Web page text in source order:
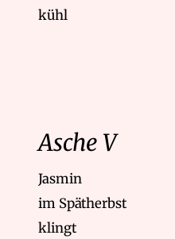
kühl
Asche V
Jasmin
im Spätherbst
klingt